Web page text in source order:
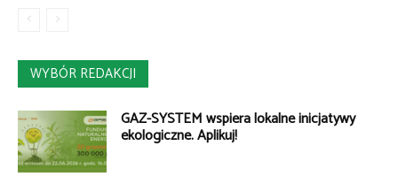
WYBÓR REDAKCJI
GAZ-SYSTEM wspiera lokalne inicjatywy
ekologiczne. Aplikuj!